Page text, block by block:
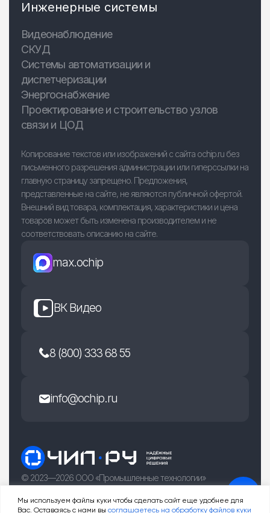
Мы используем файлы куки чтобы сделать сайт еще удобнее для
Вас. Оставаясь с нами вы соглашаетесь на обработку файлов куки
Инженерные системы
Видеонаблюдение
СКУД
Системы автоматизации и
диспетчеризации
Энергоснабжение
Проектирование и строительство узлов
связи и ЦОД
Копирование текстов или изображений с сайта ochip.ru без
письменного разрешения администрации или гиперссылки на
главную страницу запрещено. Предложения,
представленные на сайте, не являются публичной офертой.
Внешний вид товара, комплектация, характеристики и цена
товаров может быть изменена производителем и не
соответствовать описанию на сайте.
max.ochip
ВК Видео
8 (800) 333 68 55
info@ochip.ru
© 2023—2026 ООО «Промышленные технологии»